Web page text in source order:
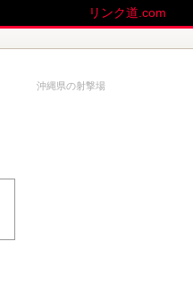
沖縄県の射撃場
リンク道.com